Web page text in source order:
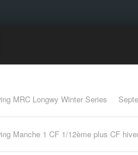
MRC Longwy Winter Series
Manche 1 CF 1/12ème plus CF